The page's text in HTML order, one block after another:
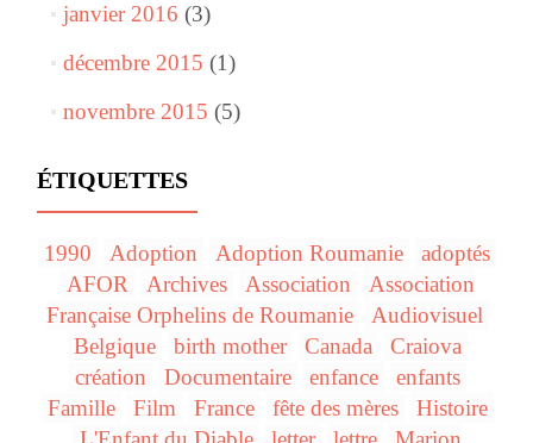
janvier 2016 (3)
décembre 2015 (1)
novembre 2015 (5)
ÉTIQUETTES
1990 Adoption Adoption Roumanie
adoptés
AFOR
Archives Association
Association
Française Orphelins de Roumanie
Audiovisuel
Belgique
birth mother Canada
Craiova
création
Documentaire enfance
enfants
Famille
Film France fête des mères
Histoire